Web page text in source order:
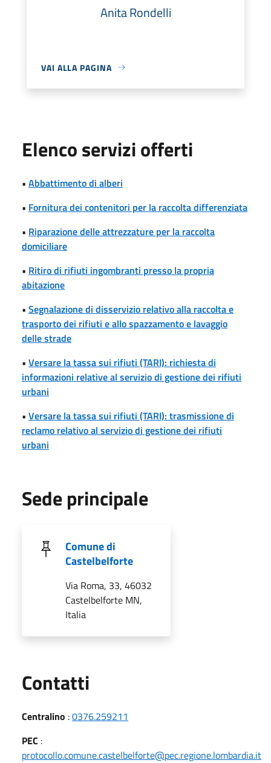
Anita Rondelli
VAI ALLA PAGINA
Elenco servizi offerti
• Abbattimento di alberi
• Fornitura dei contenitori per la raccolta differenziata
• Riparazione delle attrezzature per la raccolta
domiciliare
• Ritiro di rifiuti ingombranti presso la propria
abitazione
• Segnalazione di disservizio relativo alla raccolta e
trasporto dei rifiuti e allo spazzamento e lavaggio
delle strade
• Versare la tassa sui rifiuti (TARI): richiesta di
informazioni relative al servizio di gestione dei rifiuti
urbani
• Versare la tassa sui rifiuti (TARI): trasmissione di
reclamo relativo al servizio di gestione dei rifiuti
urbani
Sede principale
Comune di
Castelbelforte
Via Roma, 33, 46032
Castelbelforte MN,
Italia
Contatti
Centralino :0376.259211
PEC :
protocollo.comune.castelbelforte@pec.regione.lombardia.it